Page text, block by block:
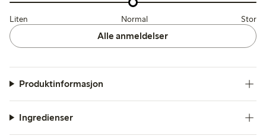
Liten Normal Stor
Alle anmeldelser
Produktinformasjon
Ingredienser